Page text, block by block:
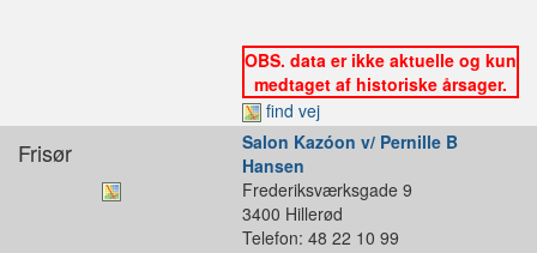
OBS. data er ikke aktuelle og kun
medtaget af historiske årsager.
find vej
Frisør
Salon Kazóon v/ Pernille B
Hansen
Frederiksværksgade 9
3400 Hillerød
Telefon: 48 22 10 99